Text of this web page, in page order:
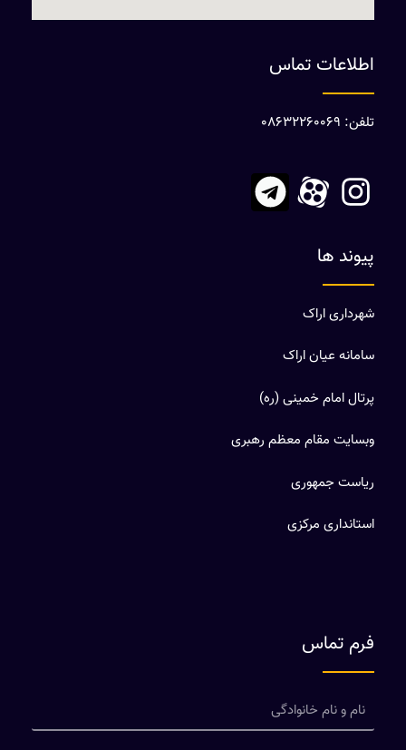
اطلاعات تماس
تلفن: 08632260069
پیوند ها
شهرداری اراک
سامانه عیان اراک
پرتال امام خمینی (ره)
وبسایت مقام معظم رهبری
ریاست جمهوری
استانداری مرکزی
فرم تماس